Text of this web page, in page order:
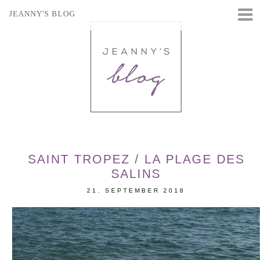
JEANNY'S BLOG
SAINT TROPEZ / LA PLAGE DES
SALINS
21. SEPTEMBER 2018